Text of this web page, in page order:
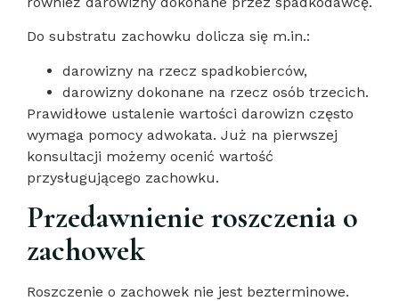
Do substratu zachowku dolicza się m.in.:
darowizny na rzecz spadkobierców,
darowizny dokonane na rzecz osób trzecich.
Prawidłowe ustalenie wartości darowizn często
wymaga pomocy adwokata. Już na pierwszej
konsultacji możemy ocenić wartość
przysługującego zachowku.
Przedawnienie roszczenia o
zachowek
Roszczenie o zachowek nie jest bezterminowe.